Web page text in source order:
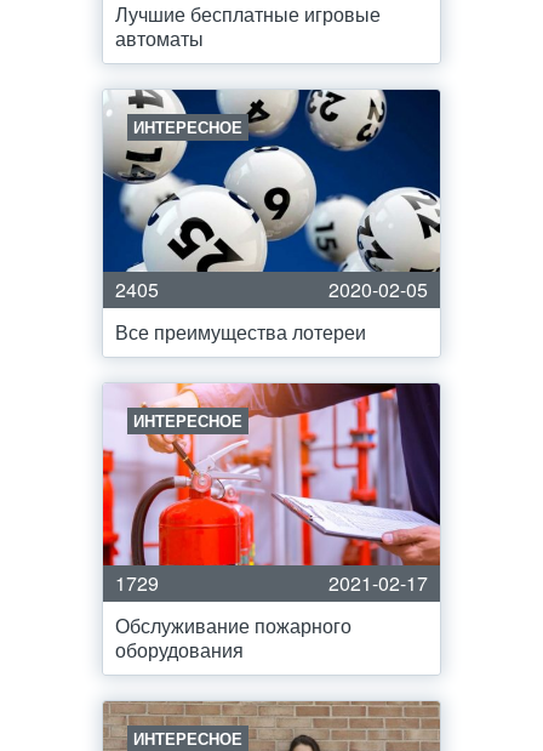
Лучшие бесплатные игровые
автоматы
ИНТЕРЕСНОЕ
2405
2020-02-05
Все преимущества лотереи
ИНТЕРЕСНОЕ
1729
2021-02-17
Обслуживание пожарного
оборудования
ИНТЕРЕСНОЕ